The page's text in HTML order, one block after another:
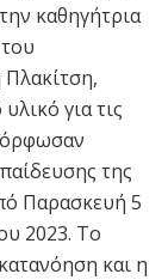
καθηγήτρια
Πλακίτση,
για τις
της
Παρασκευή 5
2023. Το
και η